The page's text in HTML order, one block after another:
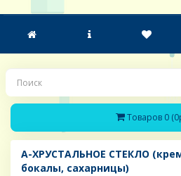
Товаров 0
A-ХРУСТАЛЬНОЕ СТЕКЛО
бокалы, сахарницы)